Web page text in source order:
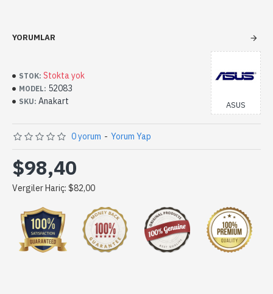
YORUMLAR
STOK: Stokta yok
MODEL: 52083
SKU: Anakart ASUS
0 yorum - Yorum Yap
$98,40
Vergiler Hariç: $82,00